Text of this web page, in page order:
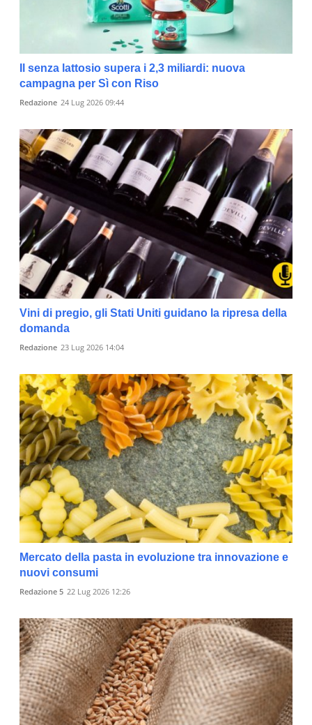
Il senza lattosio supera i 2,3 miliardi: nuova
campagna per Sì con Riso
Redazione 24 Lug 2026 09:44
Vini di pregio, gli Stati Uniti guidano la ripresa della
domanda
Redazione 23 Lug 2026 14:04
Mercato della pasta in evoluzione tra innovazione e
nuovi consumi
Redazione 5 22 Lug 2026 12:26